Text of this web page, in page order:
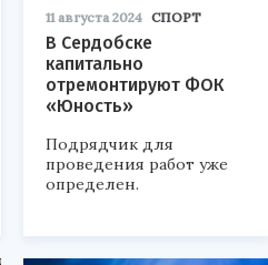
11 августа 2024 СПОРТ
В Сердобске
капитально
отремонтируют ФОК
«Юность»
Подрядчик для
проведения работ уже
определен.